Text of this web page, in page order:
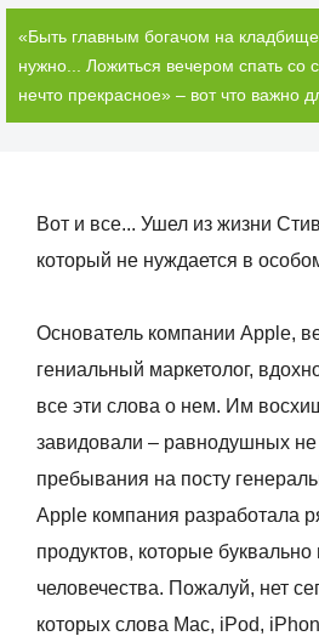
«Быть главным богачом на
нужно... Ложиться вечером спать со
нечто прекрасное» – вот что важно
Вот и все... Ушел из жизни
который не нуждается в
Основатель компании Apple,
гениальный маркетолог,
все эти слова о нем. Им
завидовали – равнодушных
пребывания на посту
Apple компания разработала
продуктов, которые
человечества. Пожалуй, нет
которых слова Mac, iPod,